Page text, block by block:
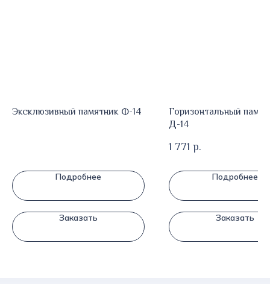
Эксклюзивный памятник Ф-14
Подробнее
Заказать
Горизонтальный
Д-14
1 771 р.
Подробнее
Заказать